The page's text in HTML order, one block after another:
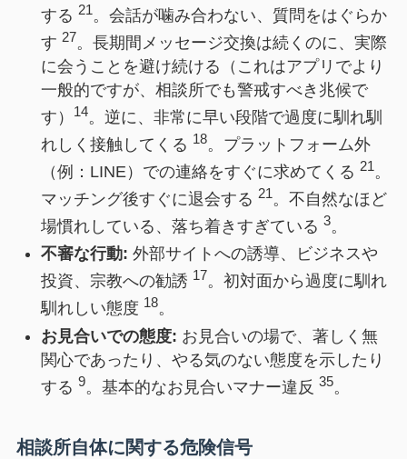
する 21。会話が噛み合わない、質問をはぐらか
す 27。長期間メッセージ交換は続くのに、実際
に会うことを避け続ける（これはアプリでより
一般的ですが、相談所でも警戒すべき兆候で
す）
14。逆に、非常に早い段階で過度に馴れ馴
れしく接触してくる 18。プラットフォーム外
（例：LINE）での連絡をすぐに求めてくる 21。
マッチング後すぐに退会する 21。不自然なほど
場慣れしている、落ち着きすぎている 3。
不審な行動: 外部サイトへの誘導、ビジネスや
投資、宗教への勧誘 17。初対面から過度に馴れ
馴れしい態度 18。
お見合いでの態度: お見合いの場で、著しく無
関心であったり、やる気のない態度を示したり
する 9。基本的なお見合いマナー違反 35。
相談所自体に関する危険信号